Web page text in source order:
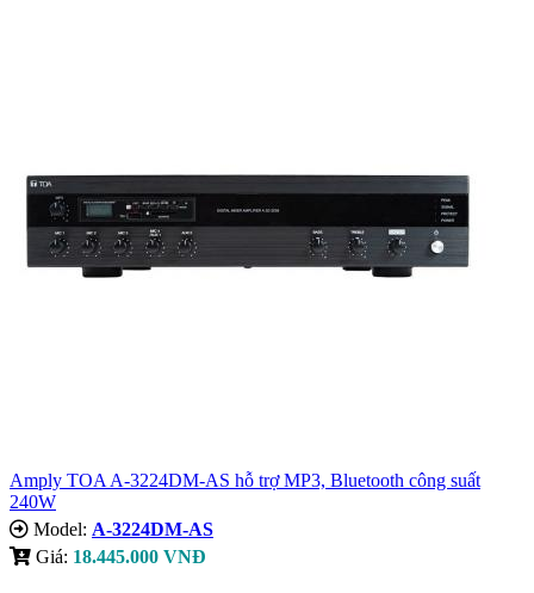
Amply TOA A-3224DM-AS hỗ trợ MP3, Bluetooth công suất
240W
Model: A-3224DM-AS
Giá: 18.445.000 VNĐ